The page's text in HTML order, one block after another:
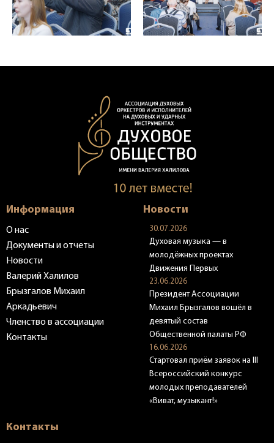
Информация
О нас
Документы и отчеты
Новости
Валерий Халилов
Брызгалов Михаил
Аркадьевич
Членство в ассоциации
Контакты
Новости
30.07.2026
Духовая музыка — в
молодёжных проектах
Движения Первых
23.06.2026
Президент Ассоциации
Михаил Брызгалов вошёл в
девятый состав
Общественной палаты РФ
16.06.2026
Стартовал приём заявок на III
Всероссийский конкурс
молодых преподавателей
«Виват, музыкант!»
Контакты